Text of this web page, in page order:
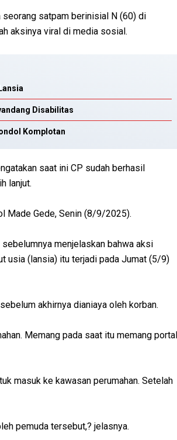
satpam berinisial N (60) di
aksinya viral di media sosial.
Disabilitas
Komplotan
saat ini CP sudah berhasil
lanjut.
Made Gede, Senin (8/9/2025).
menjelaskan bahwa aksi
usia (lansia) itu terjadi pada Jumat (5/9)
akhirnya dianiaya oleh korban.
Memang pada saat itu memang portal
masuk ke kawasan perumahan. Setelah
pemuda tersebut,? jelasnya.